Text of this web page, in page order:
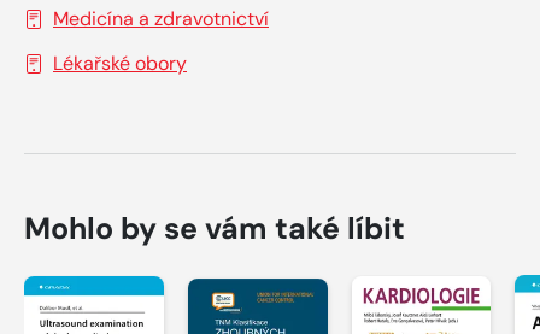
Medicína a zdravotnictví
Lékařské obory
Mohlo by se vám také líbit